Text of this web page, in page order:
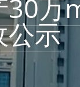
30万
公示